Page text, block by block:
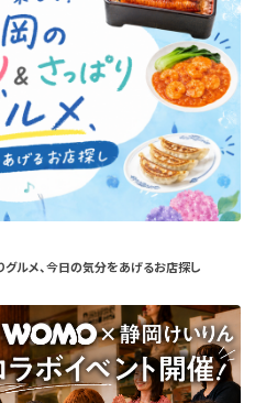
グルメ、今日の気分をあげるお店探し